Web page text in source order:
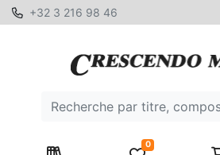
+32 3 216 98 46
0